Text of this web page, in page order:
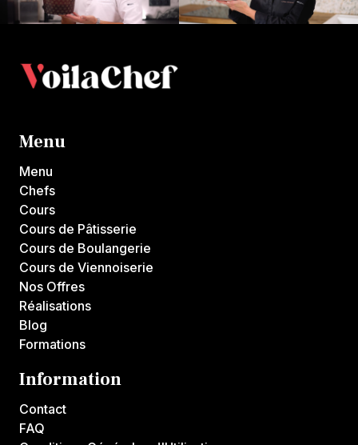
Menu
Menu
Chefs
Cours
Cours de Pâtisserie
Cours de Boulangerie
Cours de Viennoiserie
Nos Offres
Réalisations
Blog
Formations
Information
Contact
FAQ